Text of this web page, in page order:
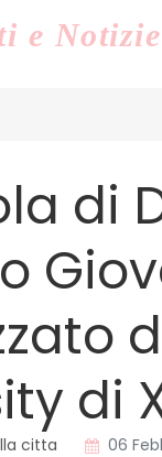
e Notizie
di
di
citta 06